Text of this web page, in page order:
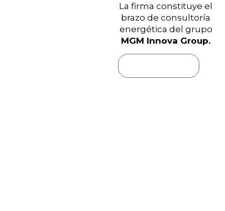
La firma constituye el
brazo de consultoría
energética del grupo
MGM Innova Group.